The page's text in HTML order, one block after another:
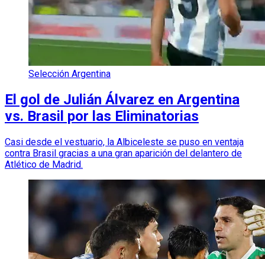
Selección Argentina
El gol de Julián Álvarez en Argentina
vs. Brasil por las Eliminatorias
Casi desde el vestuario, la Albiceleste se puso en ventaja
contra Brasil gracias a una gran aparición del delantero de
Atlético de Madrid.